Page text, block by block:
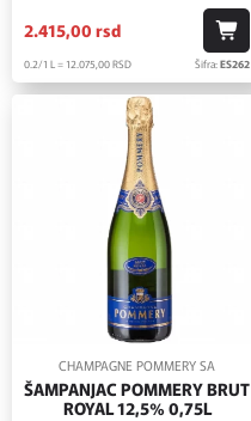
2.415,00 rsd
0.2/1 L = 12.075,00RSD Šifra:ES262
CHAMPAGNE POMMERY SA
ŠAMPANJAC POMMERY BRUT
ROYAL 12,5% 0,75L